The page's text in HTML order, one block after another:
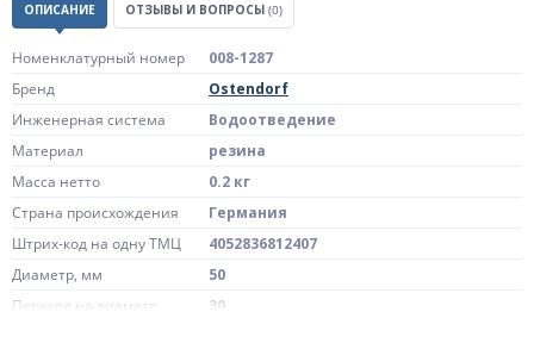
ОПИСАНИЕ ОТЗЫВЫ И ВОПРОСЫ (0)
Номенклатурный номер
008-1287
Бренд
Ostendorf
Инженерная система
Водоотведение
Материал
резина
Масса нетто
0.2 кг
Страна происхождения
Германия
Штрих-код на одну ТМЦ
4052836812407
Диаметр, мм
50
Переход на диаметр
30